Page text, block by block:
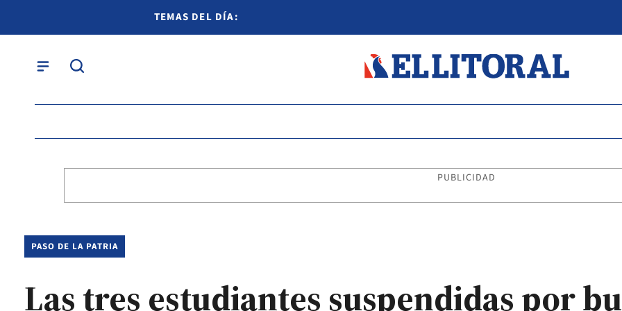
TEMAS DEL DÍA:
PUBLICIDAD
PASO DE LA PATRIA
Las tres estudiantes suspendidas por